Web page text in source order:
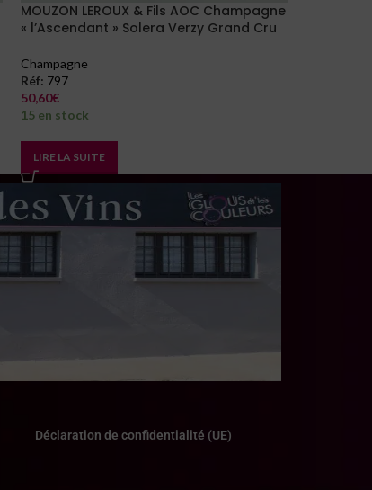
MOUZON LEROUX & Fils AOC Champagne
« l’Ascendant » Solera Verzy Grand Cru
Champagne
Réf: 797
50,60€
15 en stock
LIRE LA SUITE
Déclaration de confidentialité (UE)